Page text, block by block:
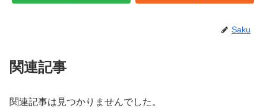
Saku
関連記事
関連記事は見つかりませんでした。